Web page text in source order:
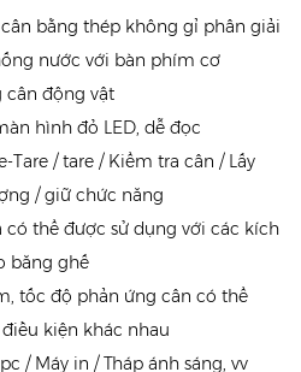
bằng thép không gỉ phân giải
nước với bàn phím cơ
cân động vật
hình đỏ LED, dễ đọc
Tare / tare / Kiểm tra cân / Lấy
/ giữ chức năng
có thể được sử dụng với các kích
băng ghế
tốc độ phản ứng cân có thể
kiện khác nhau
/ Máy in / Tháp ánh sáng, vv